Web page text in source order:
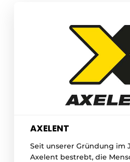
AXELENT
Seit unserer Gründung im
Axelent bestrebt, die